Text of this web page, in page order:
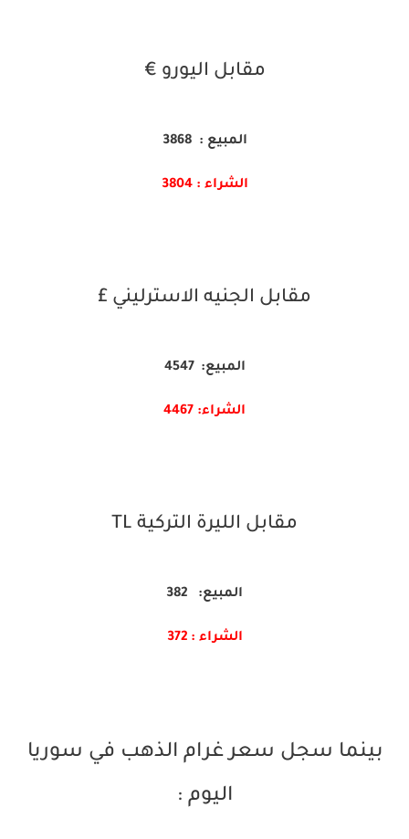
مقابل اليورو €
المبيع : 3868
الشراء : 3804
مقابل الجنيه الاسترليني £
المبيع: 4547
الشراء: 4467
مقابل الليرة التركية TL
المبيع: 382
الشراء : 372
بينما سجل سعر غرام الذهب في سوريا
اليوم :